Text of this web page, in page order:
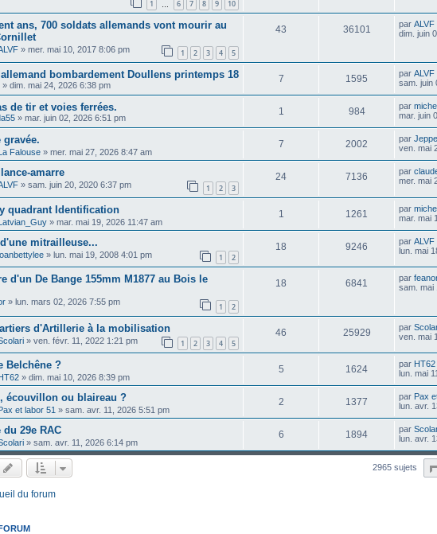
1 6 7 8 9 10
ans, 700 soldats allemands vont mourir au
» mer. mai 10, 2017 8:06 pm 1 2 3 4 5
43 36101 par ALVF
dim. juin
bombardement Doullens printemps 18
» dim. mai 24, 2026 6:38 pm
7 1595 par ALVF
sam. juin
de tir et voies ferrées.
» mar. juin 02, 2026 6:51 pm
1 984 par
mar. juin
gravée.
Falouse » mer. mai 27, 2026 8:47 am
7 2002 par
ven. mai
amarre
» sam. juin 20, 2020 6:37 pm 1 2 3
24 7136 par
mer. mai
quadrant Identification
» mar. mai 19, 2026 11:47 am
1 1261 par
mar. mai
mitrailleuse...
» lun. mai 19, 2008 4:01 pm 1 2
18 9246 par ALVF
lun. mai
d'un De Bange 155mm M1877 au Bois le
» lun. mars 02, 2026 7:55 pm 1 2
18 6841 par
sam. mai
d'Artillerie à la mobilisation
» ven. févr. 11, 2022 1:21 pm 1 2 3 4 5
46 25929 par
ven. mai
Belchêne ?
HT62 » dim. mai 10, 2026 8:39 pm
5 1624 par HT62
lun. mai
écouvillon ou blaireau ?
Pax et labor 51 » sam. avr. 11, 2026 5:51 pm
2 1377 par Pax
lun. avr.
29e RAC
» sam. avr. 11, 2026 6:14 pm
6 1894 par
lun. avr.
2965 sujets
du forum